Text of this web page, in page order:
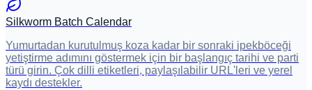
Silkworm Batch Calendar
Yumurtadan kurutulmuş koza kadar bir sonraki ipekböceği
yetiştirme adımını göstermek için bir başlangıç tarihi ve parti
türü girin. Çok dilli etiketleri, paylaşılabilir URL'leri ve yerel
kaydı destekler.